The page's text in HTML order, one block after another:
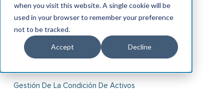
when you visit this website. A single cookie will be
used in your browser to remember your preference
not to be tracked.
Accept Decline
Gestión De La Condición De Activos